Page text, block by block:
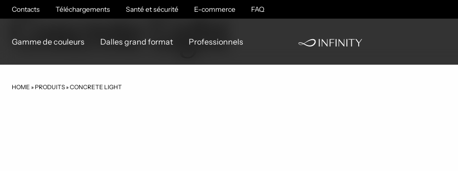
Contacts Téléchargements Santé et sécurité E-commerce FAQ
Gamme de couleurs Dalles grand format Professionnels
HOME » PRODUITS » CONCRETE LIGHT
CE01
Concrete Light